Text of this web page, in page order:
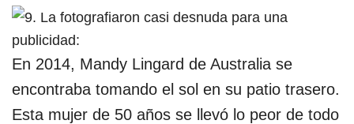
En 2014, Mandy Lingard de Australia se
encontraba tomando el sol en su patio trasero.
Esta mujer de 50 años se llevó lo peor de todo